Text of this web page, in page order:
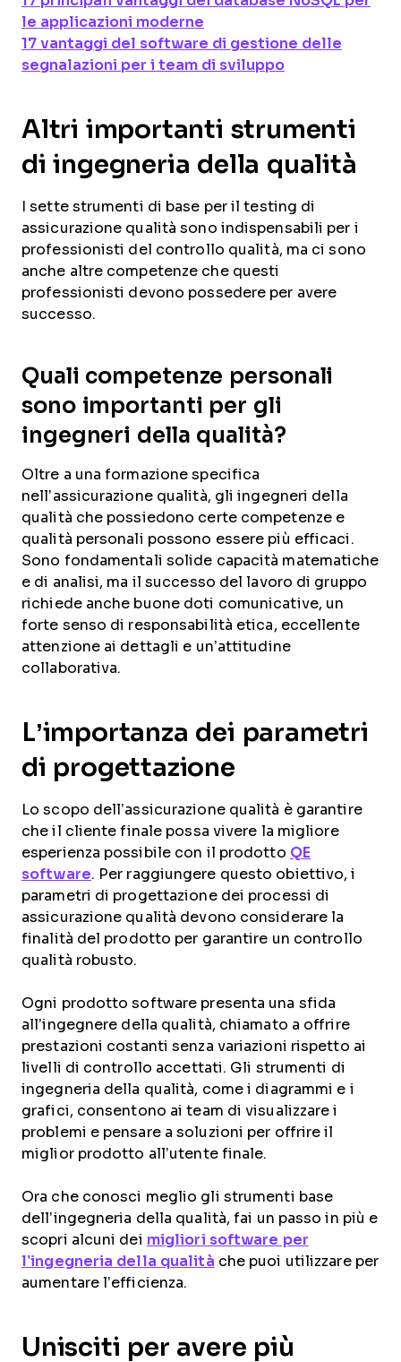
le applicazioni moderne
17 vantaggi del software di gestione delle
segnalazioni per i team di sviluppo
Altri importanti strumenti
di ingegneria della qualità
I sette strumenti di base per il testing di
assicurazione qualità sono indispensabili per i
professionisti del controllo qualità, ma ci sono
anche altre competenze che questi
professionisti devono possedere per avere
successo.
Quali competenze personali
sono importanti per gli
ingegneri della qualità?
Oltre a una formazione specifica
nell’assicurazione qualità, gli ingegneri della
qualità che possiedono certe competenze e
qualità personali possono essere più efficaci.
Sono fondamentali solide capacità matematiche
e di analisi, ma il successo del lavoro di gruppo
richiede anche buone doti comunicative, un
forte senso di responsabilità etica, eccellente
attenzione ai dettagli e un’attitudine
collaborativa.
L’importanza dei parametri
di progettazione
Lo scopo dell’assicurazione qualità è garantire
che il cliente finale possa vivere la migliore
esperienza possibile con il prodotto QE
software. Per raggiungere questo obiettivo, i
parametri di progettazione dei processi di
assicurazione qualità devono considerare la
finalità del prodotto per garantire un controllo
qualità robusto.
Ogni prodotto software presenta una sfida
all’ingegnere della qualità, chiamato a offrire
prestazioni costanti senza variazioni rispetto ai
livelli di controllo accettati. Gli strumenti di
ingegneria della qualità, come i diagrammi e i
grafici, consentono ai team di visualizzare i
problemi e pensare a soluzioni per offrire il
miglior prodotto all’utente finale.
Ora che conosci meglio gli strumenti base
dell’ingegneria della qualità, fai un passo in più e
scopri alcuni dei migliori software per
l’ingegneria della qualità che puoi utilizzare per
aumentare l’efficienza.
Unisciti per avere più